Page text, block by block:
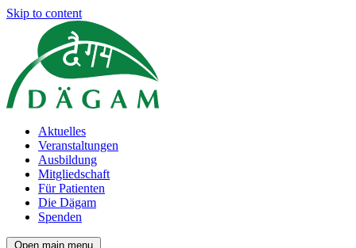
Skip to content
Aktuelles
Veranstaltungen
Ausbildung
Mitgliedschaft
Für Patienten
Die Dägam
Spenden
Open main menu